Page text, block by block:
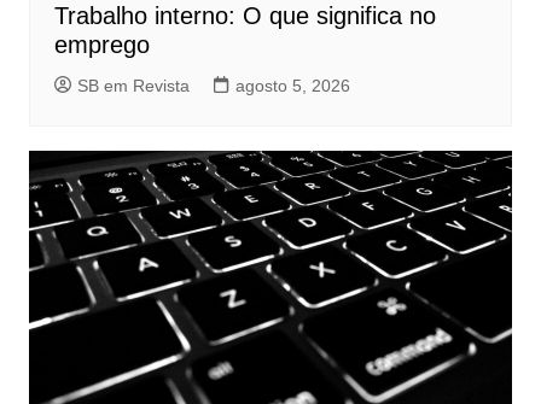
Trabalho interno: O que significa no
emprego
SB em Revista agosto 5, 2026